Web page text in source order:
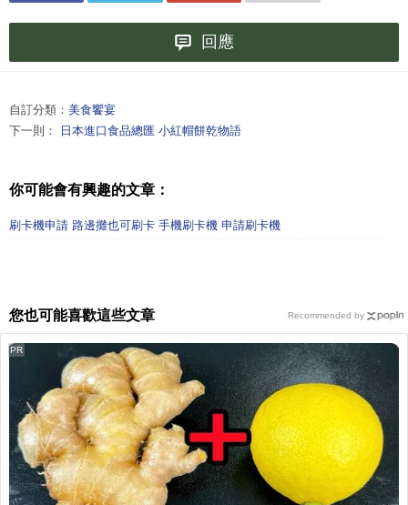
回應
自訂分類： 美食饗宴
下一則：
日本進口食品總匯 小紅帽餅乾物語
你可能會有興趣的文章：
刷卡機申請 路邊攤也可刷卡 手機刷卡機 申請刷卡機
您也可能喜歡這些文章
PR
Recommended by